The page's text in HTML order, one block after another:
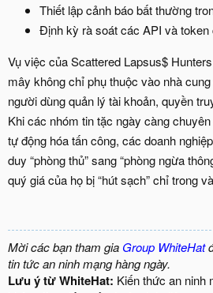
Thiết lập cảnh báo bất thường
Định kỳ rà soát các API và token
Vụ việc của Scattered Lapsus$
mây không chỉ phụ thuộc vào nhà
người dùng quản lý tài khoản, quyền
Khi các nhóm tin tặc ngày càng
tự động hóa tấn công, các doanh
duy “phòng thủ” sang “phòng ngừa
quý giá của họ bị “hút sạch” chỉ trong
Mời các bạn tham gia Group WhiteHat
tin tức an ninh mạng hàng ngày.
Lưu ý từ WhiteHat: Kiến thức an ninh